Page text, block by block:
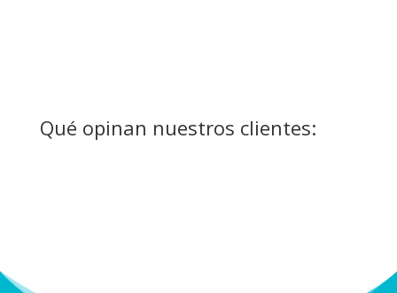
Qué opinan nuestros clientes: